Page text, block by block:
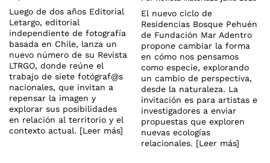
Luego de dos años Editorial
Letargo, editorial
independiente de fotografía
basada en Chile, lanza un
nuevo número de su Revista
LTRGO, donde reúne el
trabajo de siete fotógraf@s
nacionales, que invitan a
repensar la imagen y
explorar sus posibilidades
en relación al territorio y el
contexto actual. [Leer más]
El nuevo ciclo de
Residencias Bosque Pehuén
de Fundación Mar Adentro
propone cambiar la forma
en cómo nos pensamos
como especie, explorando
un cambio de perspectiva,
desde la naturaleza. La
invitación es para artistas e
investigadores a enviar
propuestas que exploren
nuevas ecologías
relacionales. [Leer más]